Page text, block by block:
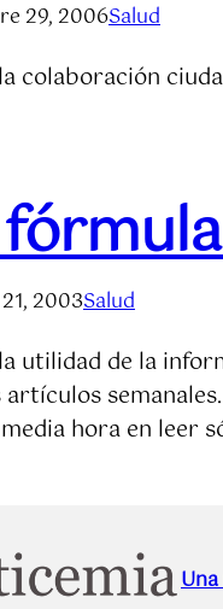
29, 2006Salud
colaboración
2003Salud
utilidad de la
artículos
hora en leer